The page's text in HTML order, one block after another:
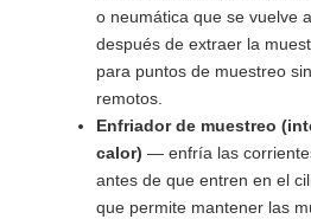
o neumática que se vuelve
después de extraer la
para puntos de muestreo
remotos.
Enfriador de muestreo
calor) — enfría las
antes de que entren en el
que permite mantener las